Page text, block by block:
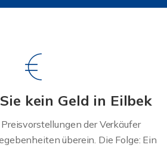
kein Geld in Eilbek
der Verkäufer
überein. Die Folge: Ein